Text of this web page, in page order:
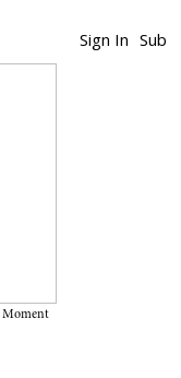
Sign In Sub
Moment